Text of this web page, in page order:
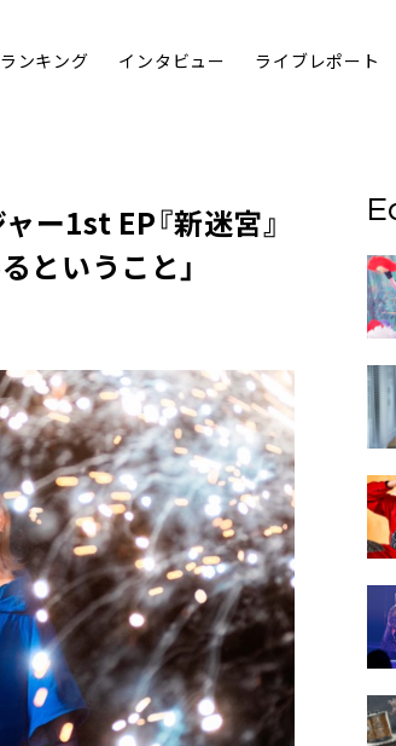
ランキング インタビュー ライブレポート
ー1st EP『新迷宮』
ということ」